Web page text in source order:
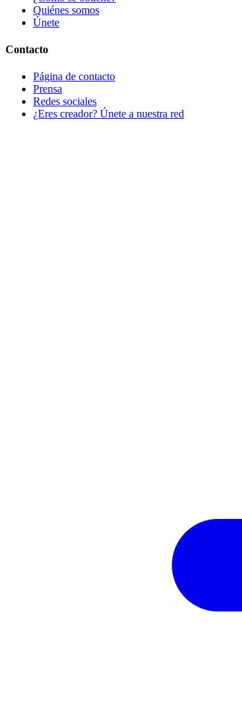
Quiénes somos
Únete
Contacto
Página de contacto
Prensa
Redes sociales
¿Eres creador? Únete a nuestra red